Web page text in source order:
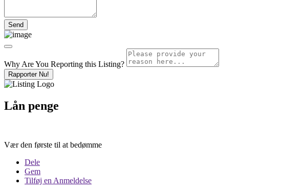
Why Are You Reporting this Listing?
Rapporter Nu!
Lån penge
Vær den første til at bedømme
Dele
Gem
Tilføj en Anmeldelse